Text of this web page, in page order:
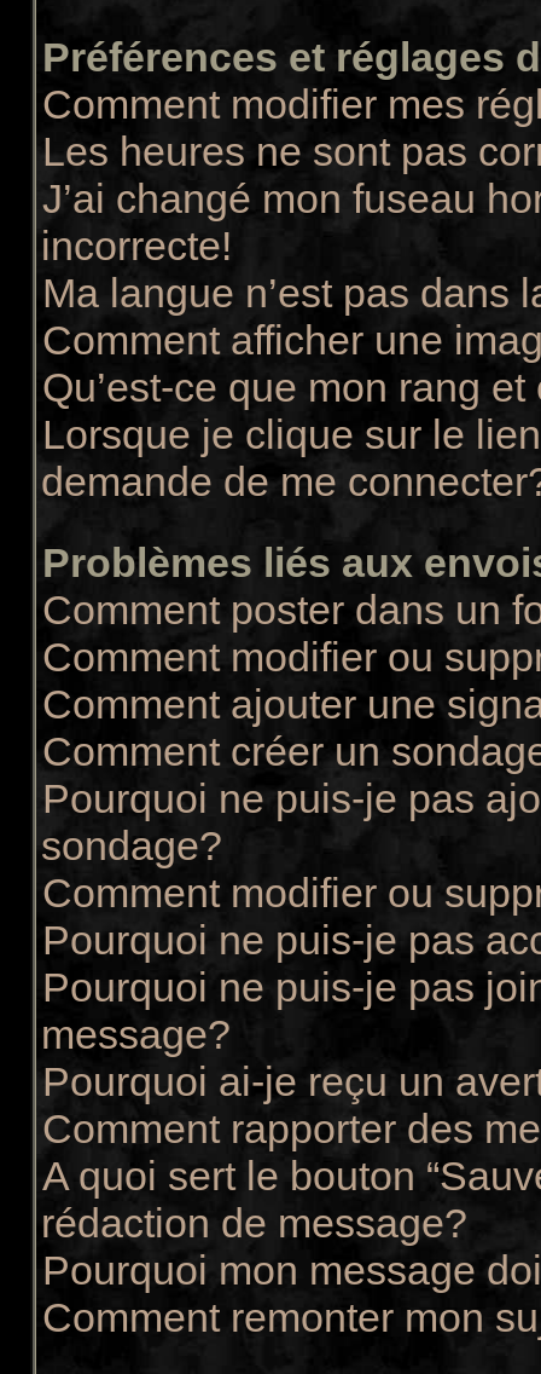
Préférences et réglages
Comment modifier mes
Les heures ne sont pas
J’ai changé mon fuseau
incorrecte!
Ma langue n’est pas dans
Comment afficher une
Qu’est-ce que mon rang
Lorsque je clique sur le
demande de me
Problèmes liés aux
Comment poster dans un
Comment modifier ou
Comment ajouter une
Comment créer un
Pourquoi ne puis-je pas
sondage?
Comment modifier ou
Pourquoi ne puis-je pas
Pourquoi ne puis-je pas
message?
Pourquoi ai-je reçu un
Comment rapporter des
A quoi sert le bouton
rédaction de message?
Pourquoi mon message
Comment remonter mon